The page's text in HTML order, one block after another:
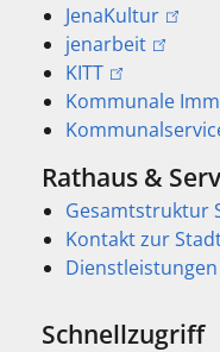
JenaKultur
jenarbeit
KITT
Kommunale
Rathaus &
Gesamtstruktur
Kontakt zur
Dienstleistungen
Schnellzugriff